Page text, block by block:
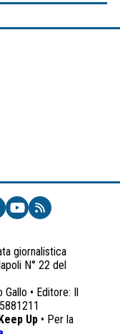
giornalistica
N° 22 del
• Editore: Il
Keep Up• Per la